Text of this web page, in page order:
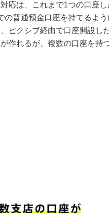
応は、これまで1つの口座
の普通預金口座を持てるよ
ピクシブ経由で口座開設し
作れるが、複数の口座を持